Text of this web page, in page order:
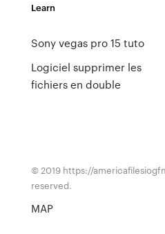
Learn
Sony vegas pro 15 tuto
Logiciel supprimer les
fichiers en double
© 2019 https://
reserved.
MAP